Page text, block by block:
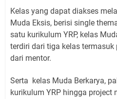
Kelas yang dapat diakses
Muda Eksis, berisi single
satu kurikulum YRP, kelas
terdiri dari tiga kelas
dari mentor.
Serta kelas Muda Berkarya,
kurikulum YRP hingga project